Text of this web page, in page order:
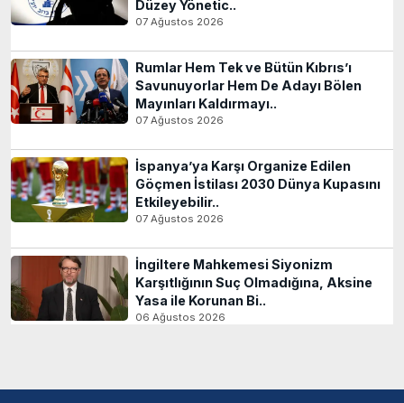
Düzey Yönetic..
07 Ağustos 2026
Rumlar Hem Tek ve Bütün Kıbrıs’ı
Savunuyorlar Hem De Adayı Bölen
Mayınları Kaldırmayı..
07 Ağustos 2026
İspanya’ya Karşı Organize Edilen
Göçmen İstilası 2030 Dünya Kupasını
Etkileyebilir..
07 Ağustos 2026
İngiltere Mahkemesi Siyonizm
Karşıtlığının Suç Olmadığına, Aksine
Yasa ile Korunan Bi..
06 Ağustos 2026